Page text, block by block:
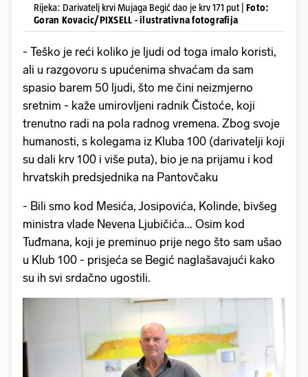
Rijeka: Darivatelj krvi Mujaga Begić dao je krv 171 put | Foto:
Goran Kovacic/PIXSELL - ilustrativna fotografija
- Teško je reći koliko je ljudi od toga imalo koristi,
ali u razgovoru s upućenima shvaćam da sam
spasio barem 50 ljudi, što me čini neizmjerno
sretnim - kaže umirovljeni radnik Čistoće, koji
trenutno radi na pola radnog vremena. Zbog svoje
humanosti, s kolegama iz Kluba 100 (darivatelji koji
su dali krv 100 i više puta), bio je na prijamu i kod
hrvatskih predsjednika na Pantovčaku
- Bili smo kod Mesića, Josipovića, Kolinde, bivšeg
ministra vlade Nevena Ljubičića... Osim kod
Tuđmana, koji je preminuo prije nego što sam ušao
u Klub 100 - prisjeća se Begić naglašavajući kako
su ih svi srdačno ugostili.